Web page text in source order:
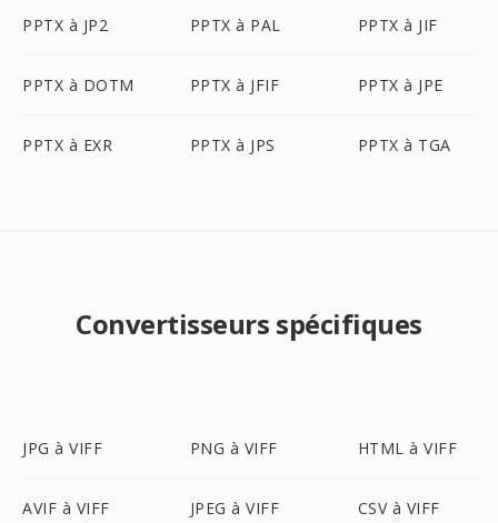
PPTX à JP2 PPTX à PAL PPTX à JIF
PPTX à DOTM PPTX à JFIF PPTX à JPE
PPTX à EXR PPTX à JPS PPTX à TGA
Convertisseurs spécifiques
JPG à VIFF PNG à VIFF HTML à VIFF
AVIF à VIFF JPEG à VIFF CSV à VIFF